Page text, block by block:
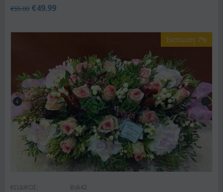
€55.00 €49.99
Έκπτωση 7%
ΚΩΔΙΚΟΣ: Bsk42